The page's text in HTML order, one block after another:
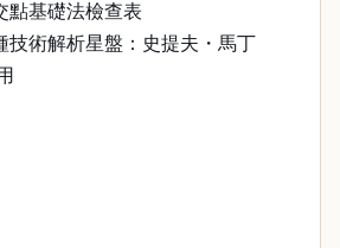
點基礎法檢查表
技術解析星盤：史提夫・馬丁